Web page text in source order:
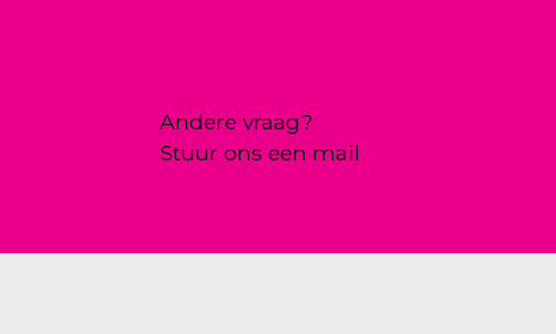
Andere vraag?
Stuur ons een mail